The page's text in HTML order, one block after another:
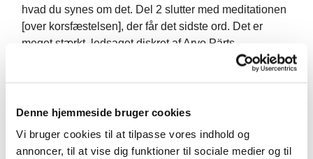
Denne hjemmeside bruger cookies
Vi bruger cookies til at tilpasse vores indhold og
annoncer, til at vise dig funktioner til sociale medier og til
hvad du synes om det. Del 2 slutter med meditationen
[over korsfæstelsen], der får det sidste ord. Det er
meget stærkt, ledsaget diskret af Arvo Pärts
Kh